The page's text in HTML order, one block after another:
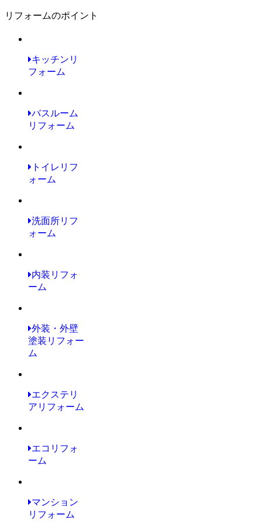
リフォームのポイント
キッチンリ
フォーム
バスルーム
リフォーム
トイレリフ
ォーム
洗面所リフ
ォーム
内装リフォ
ーム
外装・外壁
塗装リフォー
ム
エクステリ
アリフォーム
エコリフォ
ーム
マンション
リフォーム